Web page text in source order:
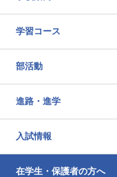
学習コース
部活動
進路・進学
入試情報
在学生・保護者の方へ